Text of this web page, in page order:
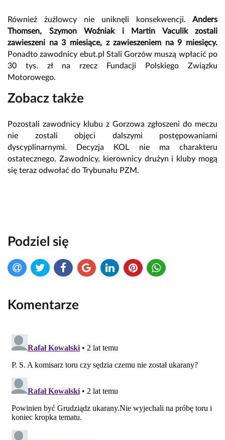
Również żużlowcy nie uniknęli konsekwencji. Anders
Thomsen, Szymon Woźniak i Martin Vaculik zostali
zawieszeni na 3 miesiące, z zawieszeniem na 9 miesięcy.
Ponadto zawodnicy ebut.pl Stali Gorzów muszą wpłacić po
30 tys. zł na rzecz Fundacji Polskiego Związku
Motorowego.
Zobacz także
Pozostali zawodnicy klubu z Gorzowa zgłoszeni do meczu
nie zostali objęci dalszymi postępowaniami
dyscyplinarnymi. Decyzja KOL nie ma charakteru
ostatecznego. Zawodnicy, kierownicy drużyn i kluby mogą
się teraz odwołać do Trybunału PZM.
Podziel się
Komentarze